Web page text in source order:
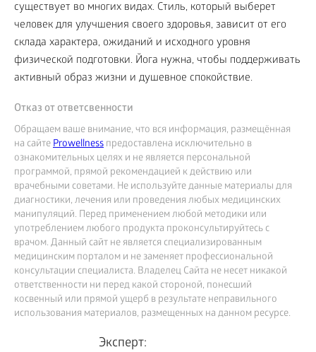
существует во многих видах. Стиль, который выберет
человек для улучшения своего здоровья, зависит от его
склада характера, ожиданий и исходного уровня
физической подготовки. Йога нужна, чтобы поддерживать
активный образ жизни и душевное спокойствие.
Отказ от ответсвенности
Обращаем ваше внимание, что вся информация, размещённая
на сайтеProwellness предоставлена исключительно в
ознакомительных целях и не является персональной
программой, прямой рекомендацией к действию или
врачебными советами. Не используйте данные материалы для
диагностики, лечения или проведения любых медицинских
манипуляций. Перед применением любой методики или
употреблением любого продукта проконсультируйтесь с
врачом. Данный сайт не является специализированным
медицинским порталом и не заменяет профессиональной
консультации специалиста. Владелец Сайта не несет никакой
ответственности ни перед какой стороной, понесший
косвенный или прямой ущерб в результате неправильного
использования материалов, размещенных на данном ресурсе.
Эксперт: